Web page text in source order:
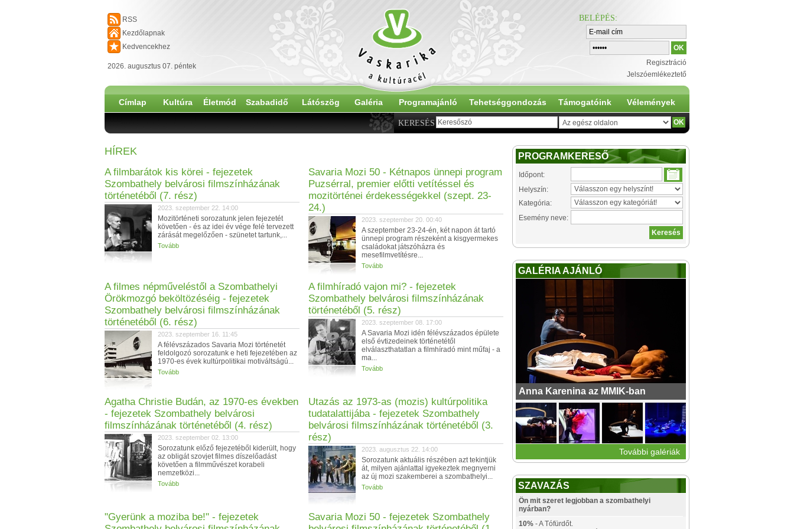
RSS
Kezdőlapnak
Kedvencekhez
2026. augusztus 07. péntek
BELÉPÉS:
Regisztráció
Jelszóemlékeztető
Címlap Kultúra Életmód Szabadidő Látószög Galéria Programajánló Tehetséggondozás Támogatóink Vélemények
KERESÉS
HÍREK
A filmbarátok kis körei - fejezetek
Szombathely belvárosi filmszínházának
történetéből (7. rész)
2023. szeptember 22. 14:00
Mozitörténeti sorozatunk jelen fejezetét
követően - és az idei év vége felé tervezett
zárását megelőzően - szünetet tartunk,...
Tovább
Savaria Mozi 50 - Kétnapos ünnepi program
Puzsérral, premier előtti vetítéssel és
mozitörténei érdekességekkel (szept. 23-
24.)
2023. szeptember 20. 00:40
A szeptember 23-24-én, két napon át tartó
ünnepi program részeként a kisgyermekes
családokat játszóházra és
mesefilmvetítésre...
Tovább
A filmes népműveléstől a Szombathelyi
Örökmozgó beköltözéséig - fejezetek
Szombathely belvárosi filmszínházának
történetéből (6. rész)
2023. szeptember 16. 11:45
A félévszázados Savaria Mozi történetét
feldolgozó sorozatunk e heti fejezetében az
1970-es évek kultúrpolitikai motiváltságú...
Tovább
A filmhíradó vajon mi? - fejezetek
Szombathely belvárosi filmszínházának
történetéből (5. rész)
2023. szeptember 08. 17:00
A Savaria Mozi idén félévszázados épülete
első évtizedeinek történetétől
elválaszthatatlan a filmhíradó mint műfaj - a
ma...
Tovább
Agatha Christie Budán, az 1970-es években
- fejezetek Szombathely belvárosi
filmszínházának történetéből (4. rész)
2023. szeptember 02. 13:00
Sorozatunk előző fejezetéből kiderült, hogy
az obligát szovjet filmes díszelőadást
követően a filmművészet korabeli
nemzetközi...
Tovább
Utazás az 1973-as (mozis) kultúrpolitika
tudatalattijába - fejezetek Szombathely
belvárosi filmszínházának történetéből (3.
rész)
2023. augusztus 22. 14:00
Sorozatunk aktuális részében azt tekintjük
át, milyen ajánlattal igyekeztek megnyerni
az új mozi szakemberei a szombathelyi...
Tovább
"Gyerünk a moziba be!" - fejezetek
Savaria Mozi 50 - fejezetek Szombathely
PROGRAMKERESŐ
Időpont:
Helyszín:
Kategória:
Esemény neve:
GALÉRIA AJÁNLÓ
Anna Karenina az MMIK-ban
További galériák
SZAVAZÁS
Ön mit szeret legjobban a szombathelyi
nyárban?
10% - A Tófürdőt.